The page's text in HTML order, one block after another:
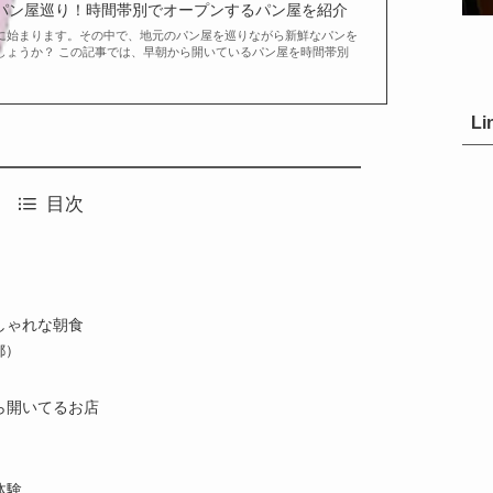
ン屋巡り！時間帯別でオープンするパン屋を紹介
始まります。その中で、地元のパン屋を巡りながら新鮮なパンを
ょうか？ この記事では、早朝から開いているパン屋を時間帯別
目次
ゃれな朝食
開いてるお店